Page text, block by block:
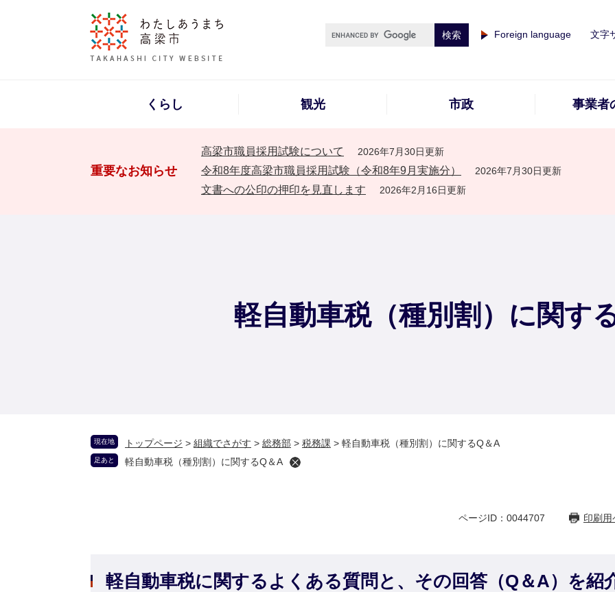
Foreign language 文字
くらし 観光 市政 事業者
重要なお知らせ
高梁市職員採用試験について 2026年7月30日更新
令和8年度高梁市職員採用試験（令和8年9月実施分） 2026年7月30日更新
文書への公印の押印を見直します 2026年2月16日更新
軽自動車税（種別割）に関す
現在地 トップページ > 組織でさがす > 総務部 > 税務課 > 軽自動車税（種別割）に関するQ＆A
足あと 軽自動車税（種別割）に関するQ＆A
ページID：0044707 印刷用
軽自動車税に関するよくある質問と、その回答（Q＆A）を紹